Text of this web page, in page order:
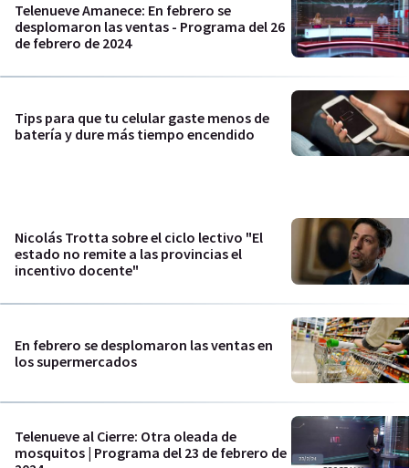
Telenueve Amanece: En febrero se
desplomaron las ventas - Programa del 26
de febrero de 2024
Tips para que tu celular gaste menos de
batería y dure más tiempo encendido
Nicolás Trotta sobre el ciclo lectivo "El
estado no remite a las provincias el
incentivo docente"
En febrero se desplomaron las ventas en
los supermercados
Telenueve al Cierre: Otra oleada de
mosquitos | Programa del 23 de febrero de